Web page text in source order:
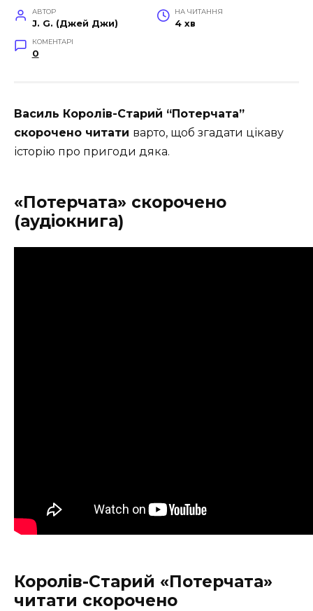
АВТОР
J. G. (Джей Джи)
НА ЧИТАННЯ
4 хв
КОМЕНТАРІ
0
Василь Королів-Старий “Потерчата”
скорочено читати варто, щоб згадати цікаву
історію про пригоди дяка.
«Потерчата» скорочено
(аудіокнига)
Королів-Старий «Потерчата»
читати скорочено